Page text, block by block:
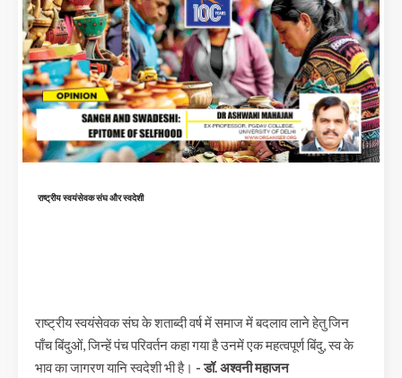
राष्ट्रीय स्वयंसेवक संघ और स्वदेशी
राष्ट्रीय स्वयंसेवक संघ के शताब्दी वर्ष में समाज में बदलाव लाने हेतु जिन
पाँच बिंदुओं, जिन्हें पंच परिवर्तन कहा गया है उनमें एक महत्वपूर्ण बिंदु, स्व के
भाव का जागरण यानि स्वदेशी भी है। - डॉ. अश्वनी महाजन